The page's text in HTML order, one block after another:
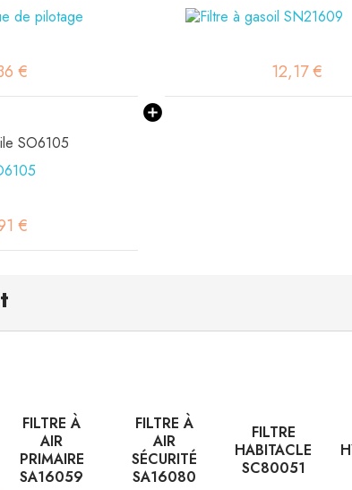
€ 12,17 €
SO6105
€
FILTRE À
AIR
PRIMAIRE
SA16059
FILTRE À
AIR
SÉCURITÉ
SA16080
FILTRE
HABITACLE
SC80051